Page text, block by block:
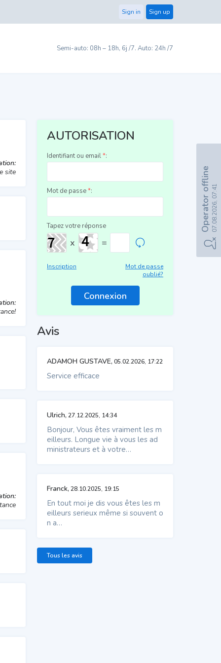
Sign up
Sign in
Semi-auto: 08h – 18h, 6j /7. Auto: 24h /7
site
AUTORISATION
Identifiant ou email*:
Mot de passe*:
Tapez votre réponse
x =
Inscription
Mot de passe
oublié?
Avis
ADAMOH GUSTAVE, 05.02.2026, 17:22
Service efficace
Ulrich, 27.12.2025, 14:34
Bonjour, Vous êtes vraiment les m
eilleurs. Longue vie à vous les ad
ministrateurs et à votre…
Franck, 28.10.2025, 19:15
En tout moi je dis vous êtes les m
eilleurs serieux même si souvent o
n a…
Tous les avis
Operator offline07.08.2026, 07:41